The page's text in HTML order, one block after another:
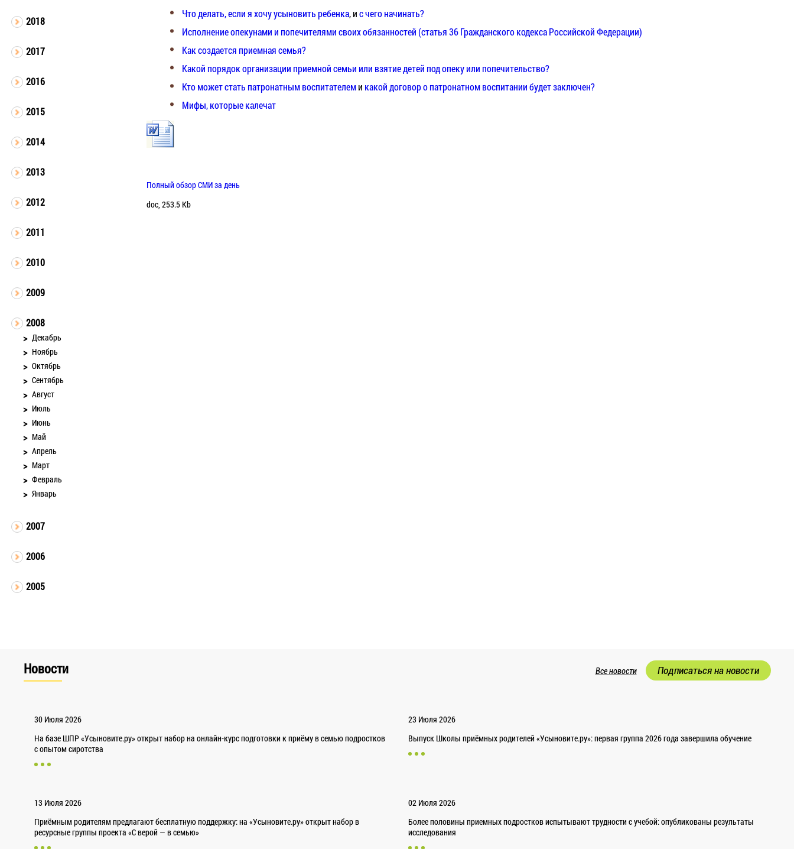
2018
2017
2016
2015
2014
2013
2012
2011
2010
2009
2008
Декабрь
Ноябрь
Октябрь
Сентябрь
Август
Июль
Июнь
Май
Апрель
Март
Февраль
Январь
2007
2006
2005
Что делать, если я хочу усыновить ребенка, ис чего начинать?
Исполнение опекунами и попечителями своих обязанностей (статья 36 Гражданского кодекса Российской Федерации)
Как создается приемная семья?
Какой порядок организации приемной семьи или взятие детей под опеку или попечительство?
Кто может стать патронатным воспитателеми какой договор о патронатном воспитании будет заключен?
Мифы, которые калечат
Полный обзор СМИ за день
doc, 253.5 Kb
Новости Все новости Подписаться на новости
30 Июля 2026
На базе ШПР «Усыновите.ру» открыт набор на онлайн-курс подготовки к приёму в семью подростков
с опытом сиротства
23 Июля 2026
Выпуск Школы приёмных родителей «Усыновите.ру»: первая группа 2026 года завершила обучение
13 Июля 2026
Приёмным родителям предлагают бесплатную поддержку: на «Усыновите.ру» открыт набор в
ресурсные группы проекта «С верой — в семью»
02 Июля 2026
Более половины приемных подростков испытывают трудности с учебой: опубликованы результаты
исследования